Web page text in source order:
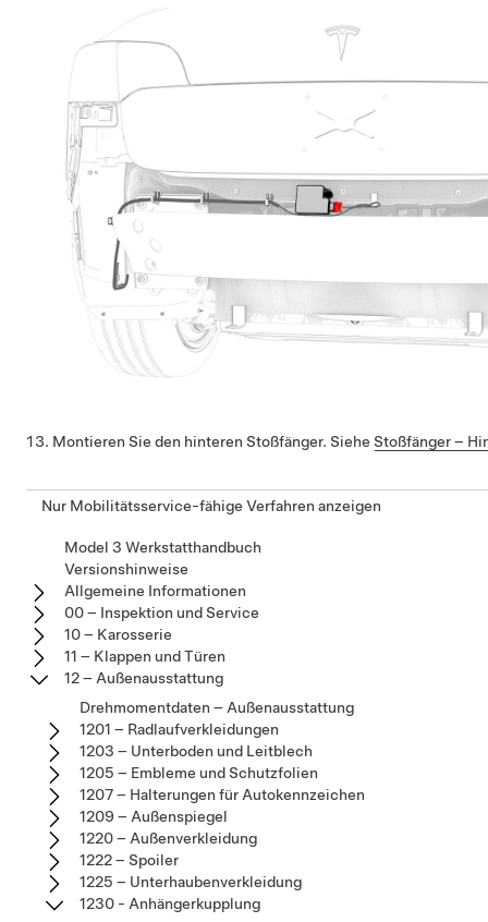
Montieren Sie den hinteren Stoßfänger. Siehe Stoßfänger –
Nur Mobilitätsservice-fähige Verfahren anzeigen
Model 3 Werkstatthandbuch
Versionshinweise
Allgemeine Informationen
00 – Inspektion und Service
10 – Karosserie
11 – Klappen und Türen
12 – Außenausstattung
Drehmomentdaten – Außenausstattung
1201 – Radlaufverkleidungen
1203 – Unterboden und Leitblech
1205 – Embleme und Schutzfolien
1207 – Halterungen für Autokennzeichen
1209 – Außenspiegel
1220 – Außenverkleidung
1222 – Spoiler
1225 – Unterhaubenverkleidung
1230 - Anhängerkupplung